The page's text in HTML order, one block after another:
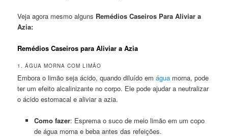
Veja agora mesmo alguns Remédios Caseiros Para Aliviar a
Azia:
Remédios Caseiros para Aliviar a Azia
1. ÁGUA MORNA COM LIMÃO
Embora o limão seja ácido, quando diluído emágua morna, pode
ter um efeito alcalinizante no corpo. Ele pode ajudar a neutralizar
o ácido estomacal e aliviar a azia.
Como fazer: Esprema o suco de meio limão em um copo
de água morna e beba antes das refeições.